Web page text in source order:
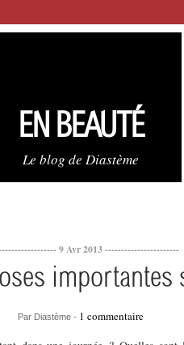
EN BEAUTÉ
Le blog de Diastème
9 Avr 2013 -----------------------
importantes
Par Diastème - 1 commentaire